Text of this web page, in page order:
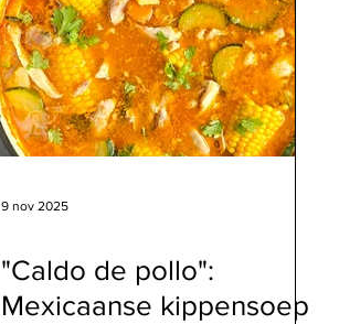
9 nov 2025
"Caldo de pollo":
Mexicaanse kippensoep